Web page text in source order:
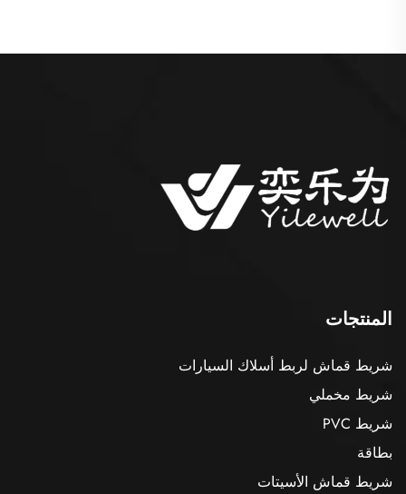
المنتجات
شريط قماش لربط أسلاك السيارات
شريط مخملي
شريط PVC
بطاقة
شريط قماش الأسيتات